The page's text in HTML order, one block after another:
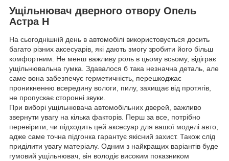
Ущільнювач дверного отвору Опель
Астра Н
На сьогоднішній день в автомобілі використовується досить
багато різних аксесуарів, які дають змогу зробити його більш
комфортним. Не менш важливу роль в цьому всьому, відіграє
ущільнювальна гумка. Здавалося б така незначна деталь, але
саме вона забезпечує герметичність, перешкоджає
проникненню всередину вологи, пилу, захищає від протягів,
не пропускає сторонні звуки.
При виборі ущільнювача автомобільних дверей, важливо
звернути увагу на кілька факторів. Перш за все, потрібно
перевірити, чи підходить цей аксесуар для вашої моделі авто,
адже саме точна підгонка гарантує якісний захист. Також слід
приділити увагу матеріалу. Одним з найкращих варіантів буде
гумовий ущільнювач, він володіє високим показником